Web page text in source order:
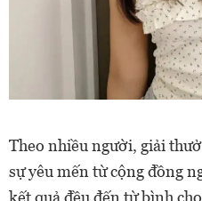
Theo nhiều người, giải
sự yêu mến từ cộng đồng
kết quả đều đến từ bình